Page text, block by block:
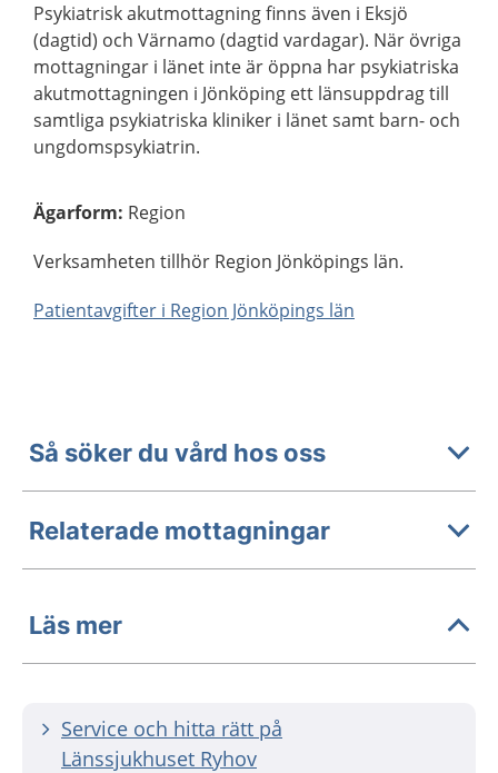
Psykiatrisk akutmottagning finns även i Eksjö
(dagtid) och Värnamo (dagtid vardagar). När övriga
mottagningar i länet inte är öppna har psykiatriska
akutmottagningen i Jönköping ett länsuppdrag till
samtliga psykiatriska kliniker i länet samt barn- och
ungdomspsykiatrin.
Ägarform: Region
Verksamheten tillhör Region Jönköpings län.
Patientavgifter i Region Jönköpings län
Så söker du vård hos oss
Relaterade mottagningar
Läs mer
Service och hitta rätt på
Länssjukhuset Ryhov